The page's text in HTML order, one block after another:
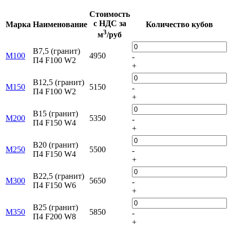
Марка Наименование
Стоимость
с НДС за
м3/руб
Количество кубов
M100
B7,5 (гранит)
П4 F100 W2
4950
-
+
M150
B12,5 (гранит)
П4 F100 W2
5150
-
+
М200
B15 (гранит)
П4 F150 W4
5350
-
+
М250
B20 (гранит)
П4 F150 W4
5500
-
+
М300
B22,5 (гранит)
П4 F150 W6
5650
-
+
М350
B25 (гранит)
П4 F200 W8
5850
-
+